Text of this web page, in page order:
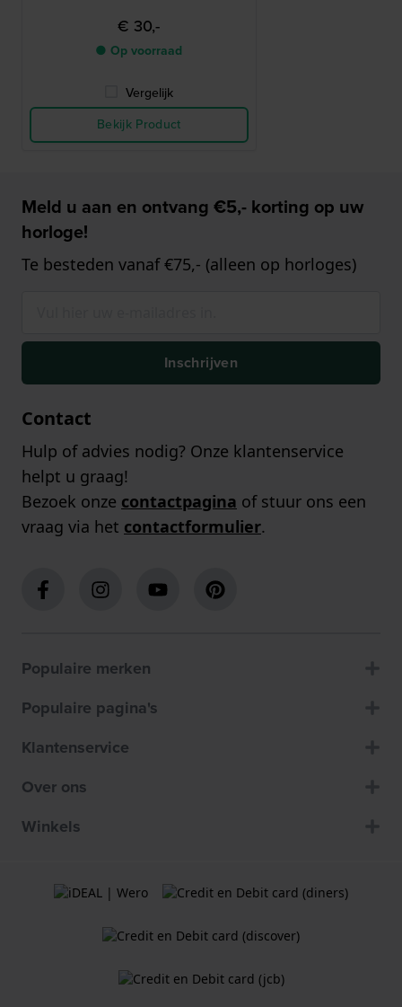
€ 30,-
● Op voorraad
Vergelijk
Bekijk Product
Meld u aan en ontvang €5,- korting op uw
horloge!
Te besteden vanaf €75,- (alleen op horloges)
Inschrijven
Contact
Hulp of advies nodig? Onze klantenservice
helpt u graag!
Bezoek onze contactpagina of stuur ons een
vraag via het contactformulier.
Populaire merken
Populaire pagina's
Klantenservice
Over ons
Winkels